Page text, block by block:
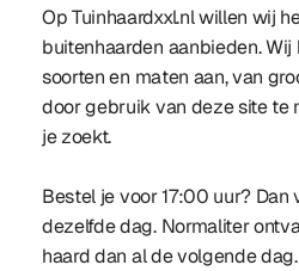
Op Tuinhaardxxl.nl willen wij
buitenhaarden aanbieden.
soorten en maten aan, van
door gebruik van deze site te
je zoekt.
Bestel je voor 17:00 uur?
dezelfde dag. Normaliter
haard dan al de volgende